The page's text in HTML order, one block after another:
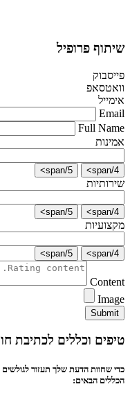
שיתוף פרופיל
פייסבוק
וואטסאפ
אימייל
Email
Full Name
אמינות
4/span>
5/span>
שירותיות
4/span>
5/span>
מקצועיות
4/span>
5/span>
Content
Image
Submit
טיפים וכללים לכתיבת
כדי שחוות הדעת שלך תעזור
הכללים הבאים: